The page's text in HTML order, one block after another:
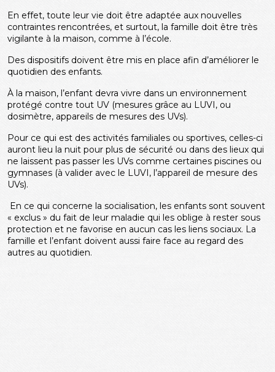
En effet, toute leur vie doit être adaptée aux nouvelles
contraintes rencontrées, et surtout, la famille doit être très
vigilante à la maison, comme à l’école.
Des dispositifs doivent être mis en place afin d’améliorer le
quotidien des enfants.
À la maison, l’enfant devra vivre dans un environnement
protégé contre tout UV (mesures grâce au LUVI, ou
dosimètre, appareils de mesures des UVs).
Pour ce qui est des activités familiales ou sportives, celles-ci
auront lieu la nuit pour plus de sécurité ou dans des lieux qui
ne laissent pas passer les UVs comme certaines piscines ou
gymnases (à valider avec le LUVI, l’appareil de mesure des
UVs).
En ce qui concerne la socialisation, les enfants sont souvent
« exclus » du fait de leur maladie qui les oblige à rester sous
protection et ne favorise en aucun cas les liens sociaux. La
famille et l’enfant doivent aussi faire face au regard des
autres au quotidien.